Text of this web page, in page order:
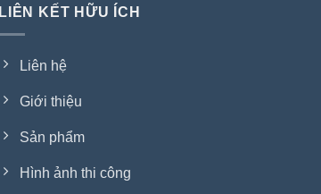
LIÊN KẾT HỮU ÍCH
Liên hệ
Giới thiệu
Sản phẩm
Hình ảnh thi công